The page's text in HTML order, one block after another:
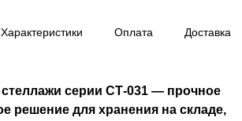
Характеристики Оплата Доставка
стеллажи серии СТ-031 — прочное
решение для хранения на складе,